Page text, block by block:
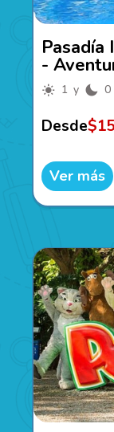
Pasadía
-
1 y 0
Desde
Ver más